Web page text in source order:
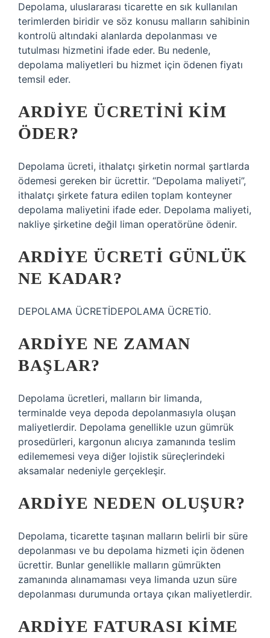
Depolama, uluslararası ticarette en sık kullanılan
terimlerden biridir ve söz konusu malların sahibinin
kontrolü altındaki alanlarda depolanması ve
tutulması hizmetini ifade eder. Bu nedenle,
depolama maliyetleri bu hizmet için ödenen fiyatı
temsil eder.
ARDIYE ÜCRETINI KIM
ÖDER?
Depolama ücreti, ithalatçı şirketin normal şartlarda
ödemesi gereken bir ücrettir. “Depolama maliyeti”,
ithalatçı şirkete fatura edilen toplam konteyner
depolama maliyetini ifade eder. Depolama maliyeti,
nakliye şirketine değil liman operatörüne ödenir.
ARDIYE ÜCRETI GÜNLÜK
NE KADAR?
DEPOLAMA ÜCRETİDEPOLAMA ÜCRETİ0.
ARDIYE NE ZAMAN
BAŞLAR?
Depolama ücretleri, malların bir limanda,
terminalde veya depoda depolanmasıyla oluşan
maliyetlerdir. Depolama genellikle uzun gümrük
prosedürleri, kargonun alıcıya zamanında teslim
edilememesi veya diğer lojistik süreçlerindeki
aksamalar nedeniyle gerçekleşir.
ARDIYE NEDEN OLUŞUR?
Depolama, ticarette taşınan malların belirli bir süre
depolanması ve bu depolama hizmeti için ödenen
ücrettir. Bunlar genellikle malların gümrükten
zamanında alınamaması veya limanda uzun süre
depolanması durumunda ortaya çıkan maliyetlerdir.
ARDIYE FATURASI KIME